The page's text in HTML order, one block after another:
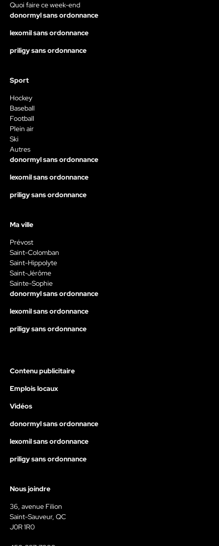
Quoi faire ce week-end
donormyl sans ordonnance
lexomil sans ordonnance
priligy sans ordonnance
Sport
Hockey
Baseball
Football
Plein air
Ski
Autres
donormyl sans ordonnance
lexomil sans ordonnance
priligy sans ordonnance
Ma ville
Prévost
Saint-Colomban
Saint-Hippolyte
Saint-Jérôme
Sainte-Sophie
donormyl sans ordonnance
lexomil sans ordonnance
priligy sans ordonnance
Contenu publicitaire
Emplois locaux
Vidéos
donormyl sans ordonnance
lexomil sans ordonnance
priligy sans ordonnance
Nous joindre
36, avenue Filion
Saint-Sauveur, QC
J0R 1R0